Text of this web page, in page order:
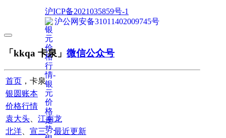
沪ICP备2021035859号-1
沪公网安备31011402009745号
「kkqa 卡泉」 微信公众号
首页 ，卡泉
银圆账本
价格行情
袁大头
江南龙
北洋
宣三、最近更新